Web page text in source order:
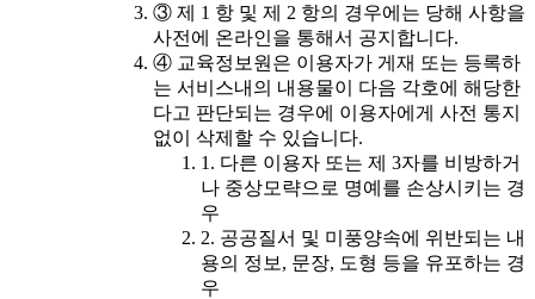
③ 제 1 항 및 제 2 항의 경우에는 당해 사항을
사전에 온라인을 통해서 공지합니다.
④ 교육정보원은 이용자가 게재 또는 등록하
는 서비스내의 내용물이 다음 각호에 해당한
다고 판단되는 경우에 이용자에게 사전 통지
없이 삭제할 수 있습니다.
1. 다른 이용자 또는 제 3자를 비방하거
나 중상모략으로 명예를 손상시키는 경
우
2. 공공질서 및 미풍양속에 위반되는 내
용의 정보, 문장, 도형 등을 유포하는 경
우